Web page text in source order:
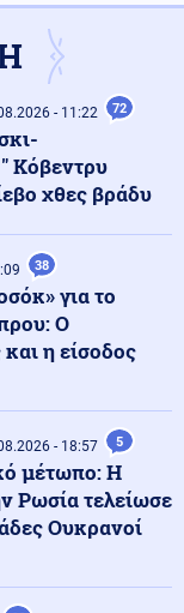
όργανα σε
πλήγματα
– Μαύρα
σε Antonov που
κόμμα
με
- 11:22 72
Κόβεντρυ
χθες βράδυ
38
για το
Ο
η είσοδος
- 18:57 5
μέτωπο: Η
Ρωσία τελείωσε
Ουκρανοί